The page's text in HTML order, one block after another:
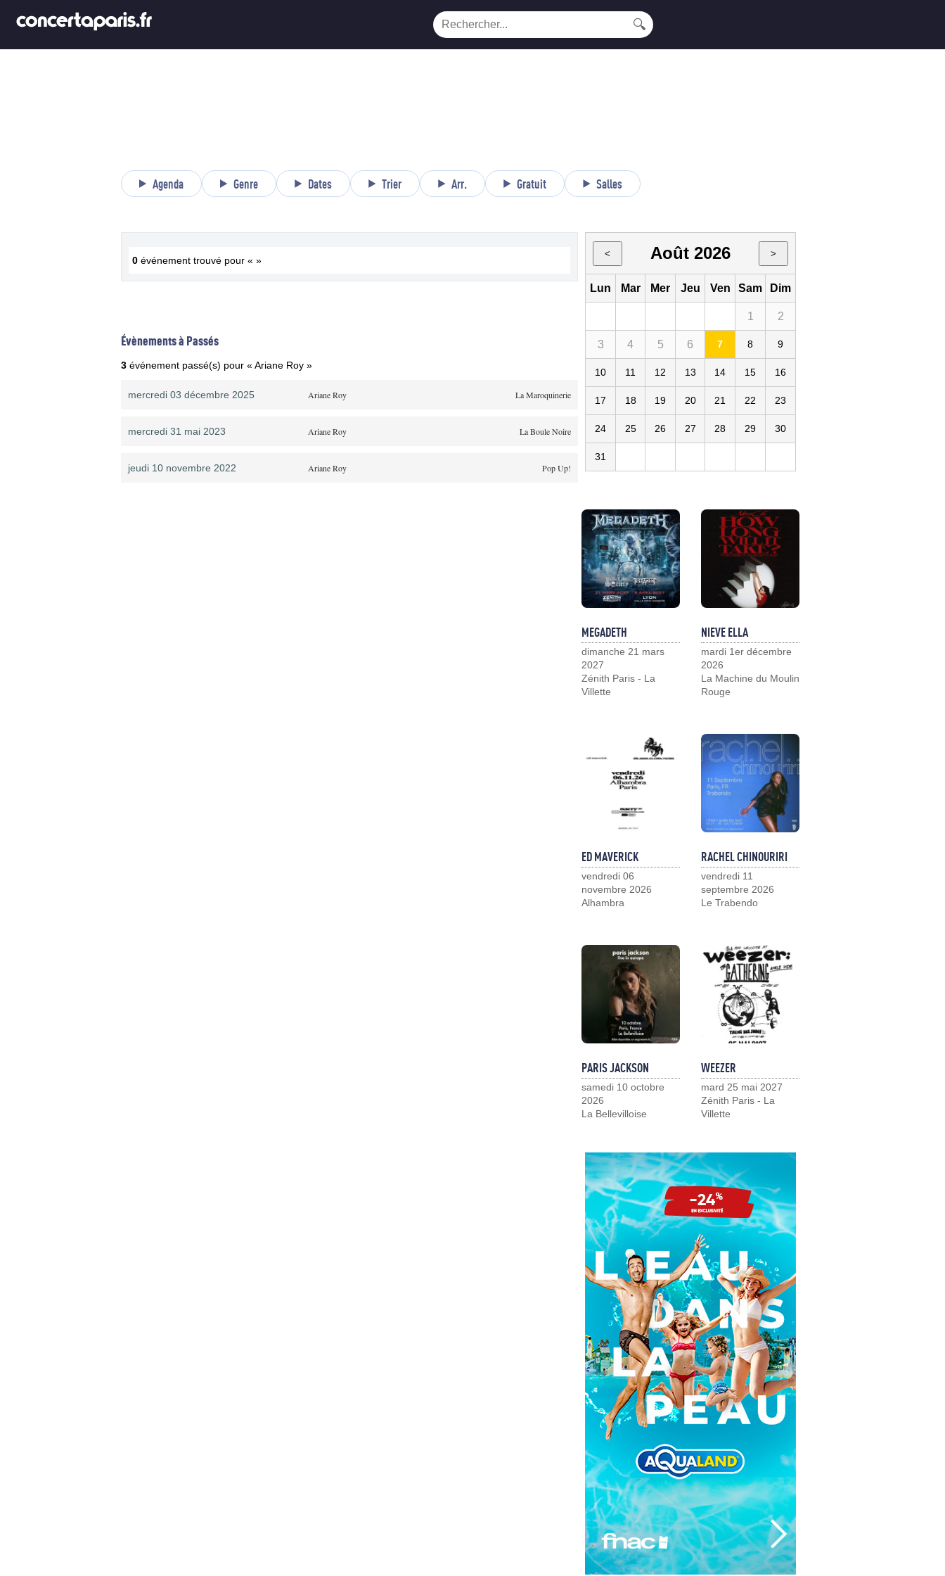
🔍
Agenda Genre Dates Trier Arr. Gratuit Salles
0 événement trouvé pour « »
Évènements à Passés
3 événement passé(s) pour « Ariane Roy »
mercredi 03 décembre 2025 Ariane Roy La Maroquinerie
mercredi 31 mai 2023 Ariane Roy La Boule Noire
jeudi 10 novembre 2022 Ariane Roy Pop Up!
< Août 2026 >
Lun Mar Mer Jeu Ven Sam Dim
1 2
3 4 5 6 7 8 9
10 11 12 13 14 15 16
17 18 19 20 21 22 23
24 25 26 27 28 29 30
31
MEGADETH
dimanche 21 mars
2027
Zénith Paris - La
Villette
NIEVE ELLA
mardi 1er décembre
2026
La Machine du Moulin
Rouge
ED MAVERICK
vendredi 06
novembre 2026
Alhambra
RACHEL CHINOURIRI
vendredi 11
septembre 2026
Le Trabendo
PARIS JACKSON
samedi 10 octobre
2026
La Bellevilloise
WEEZER
mard 25 mai 2027
Zénith Paris - La
Villette